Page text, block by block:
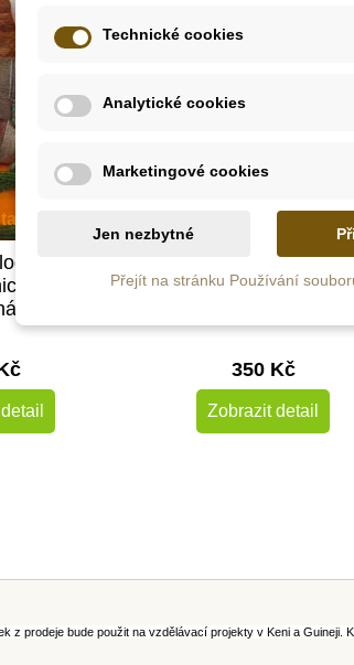
Sada -
Afrika,
Na dotaz
Centrum Dialog
korálkové náušnice
350 Kč
Zobrazit detail
z prodeje bude použit na vzdělávací projekty v Keni a Guineji.
Technické cookies
Analytické cookies
Marketingové cookies
Jen nezbytné
Přejít na stránku Používání